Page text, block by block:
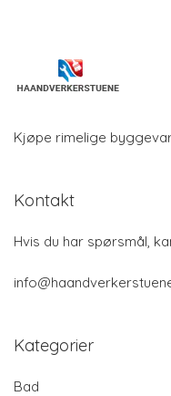
Kjøpe rimelige
Kontakt
Hvis du har spørsmål,
Kategorier
Bad